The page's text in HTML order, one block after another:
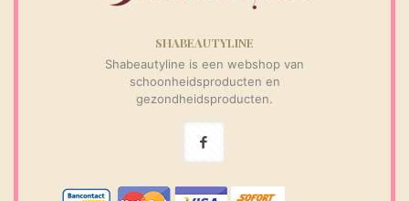
SHABEAUTYLINE
Shabeautyline is een webshop van
schoonheidsproducten en
gezondheidsproducten.